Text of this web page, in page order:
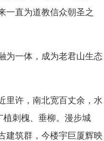
一直为道教信众朝圣之
为一体，成为老君山生态
里许，南北宽百丈余，水
植刺槐、垂柳。漫步城
建筑群，今楼宇巨厦辉映